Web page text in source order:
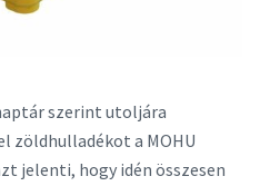
szerint utoljára
zöldhulladékot a MOHU
jelenti, hogy idén összesen